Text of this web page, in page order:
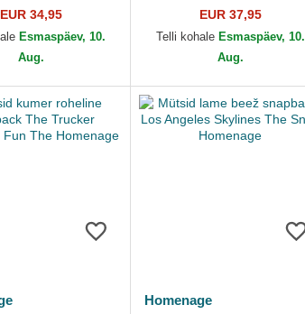
Fun The
EUR 34,95
Esmaspäev, 10.
Aug.
Denim Childhood Fun The
Homenage
EUR 37,95
Telli kohale Esmaspäev, 10.
Aug.
Homenage